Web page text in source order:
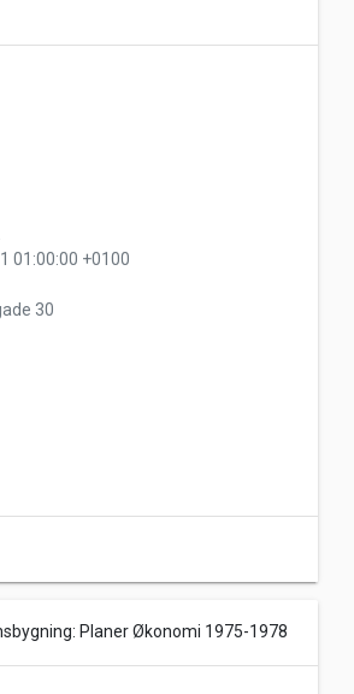
01:00:00 +0100
30
Planer Økonomi 1975-1978